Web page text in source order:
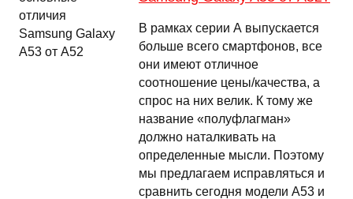
В рамках серии А выпускается
больше всего смартфонов, все
они имеют отличное
соотношение цены/качества, а
спрос на них велик. К тому же
название «полуфлагман»
должно наталкивать на
определенные мысли. Поэтому
мы предлагаем исправляться и
сравнить сегодня модели A53 и